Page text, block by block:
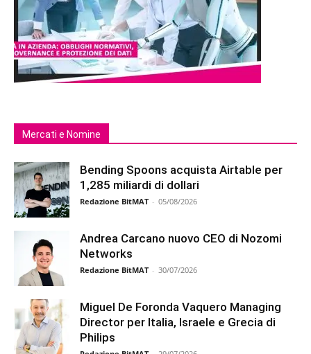
Mercati e Nomine
Bending Spoons acquista Airtable per
1,285 miliardi di dollari
Redazione BitMAT - 05/08/2026
Andrea Carcano nuovo CEO di Nozomi
Networks
Redazione BitMAT - 30/07/2026
Miguel De Foronda Vaquero Managing
Director per Italia, Israele e Grecia di
Philips